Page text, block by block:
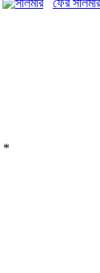
ফের
*